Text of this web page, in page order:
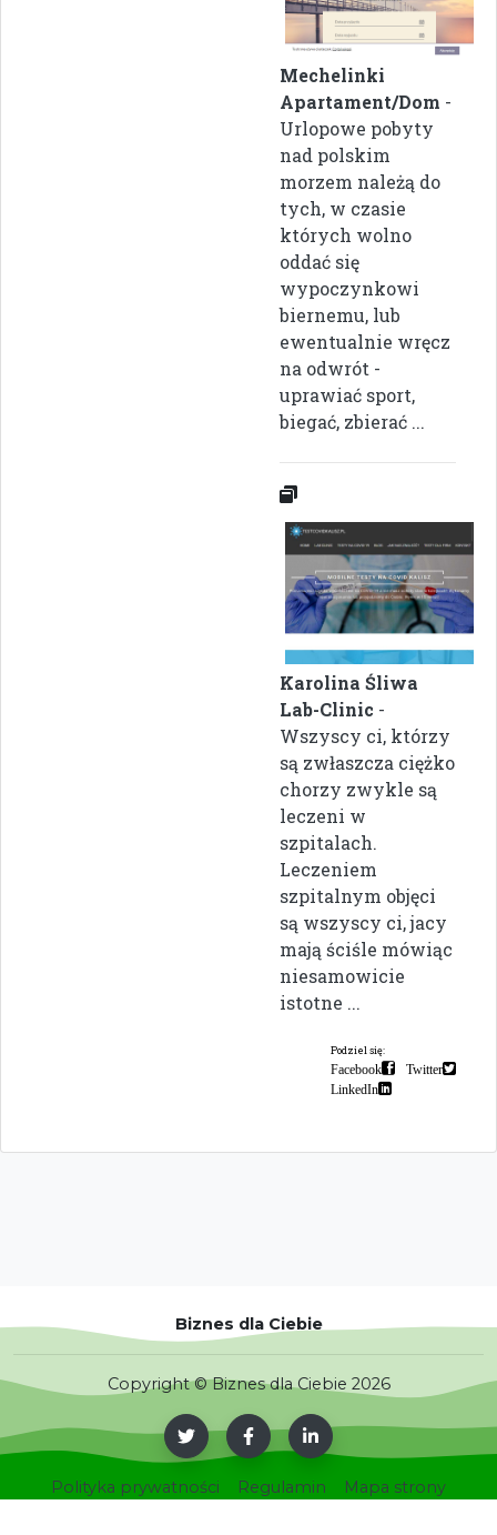
Mechelinki
Apartament/Dom -
Urlopowe pobyty
nad polskim
morzem należą do
tych, w czasie
których wolno
oddać się
wypoczynkowi
biernemu, lub
ewentualnie wręcz
na odwrót -
uprawiać sport,
biegać, zbierać ...
Karolina Śliwa
Lab-Clinic -
Wszyscy ci, którzy
są zwłaszcza ciężko
chorzy zwykle są
leczeni w
szpitalach.
Leczeniem
szpitalnym objęci
są wszyscy ci, jacy
mają ściśle mówiąc
niesamowicie
istotne ...
Podziel się:
Facebook
Twitter
LinkedIn
Biznes dla Ciebie
Copyright © Biznes dla Ciebie 2026
Polityka prywatności Regulamin Mapa strony